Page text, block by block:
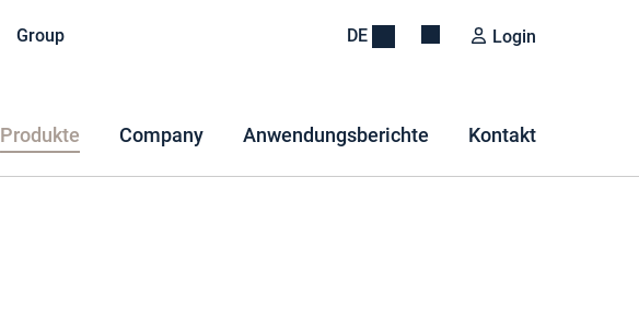
Group DE Login
Produkte Company Anwendungsberichte Kontakt